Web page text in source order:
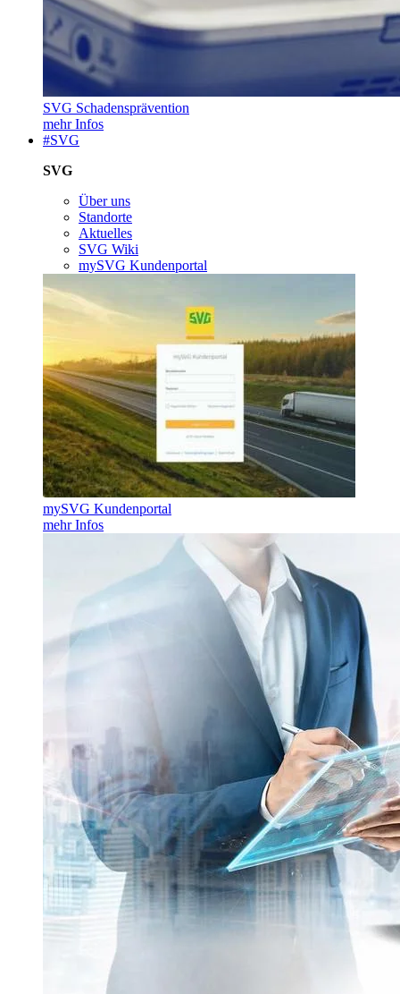
SVG Schadensprävention
mehr Infos
#SVG
SVG
Über uns
Standorte
Aktuelles
SVG Wiki
mySVG Kundenportal
mySVG Kundenportal
mehr Infos